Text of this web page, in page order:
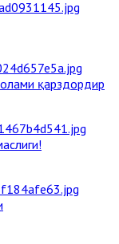
қарздордир